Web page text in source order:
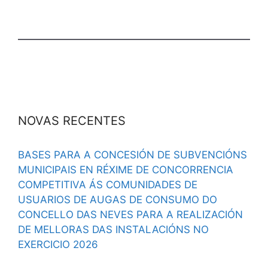
NOVAS RECENTES
BASES PARA A CONCESIÓN DE SUBVENCIÓNS
MUNICIPAIS EN RÉXIME DE CONCORRENCIA
COMPETITIVA ÁS COMUNIDADES DE
USUARIOS DE AUGAS DE CONSUMO DO
CONCELLO DAS NEVES PARA A REALIZACIÓN
DE MELLORAS DAS INSTALACIÓNS NO
EXERCICIO 2026